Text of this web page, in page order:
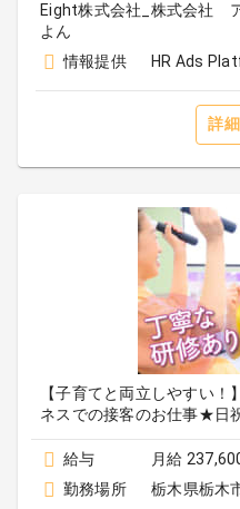
Eight株式会社_株式会社
よん
情報提供
HR Ads
詳
【子育てと両立しやすい
ネスでの接客のお仕事★日
給与
月給
勤務場所
栃木県栃木